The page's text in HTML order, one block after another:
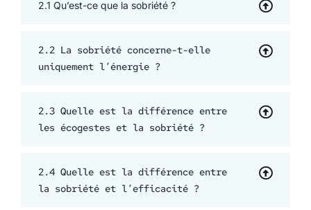
2.1 Qu’est-ce que la sobriété ?
2.2 La sobriété concerne-t-elle
uniquement l’énergie ?
2.3 Quelle est la différence entre
les écogestes et la sobriété ?
2.4 Quelle est la différence entre
la sobriété et l’efficacité ?